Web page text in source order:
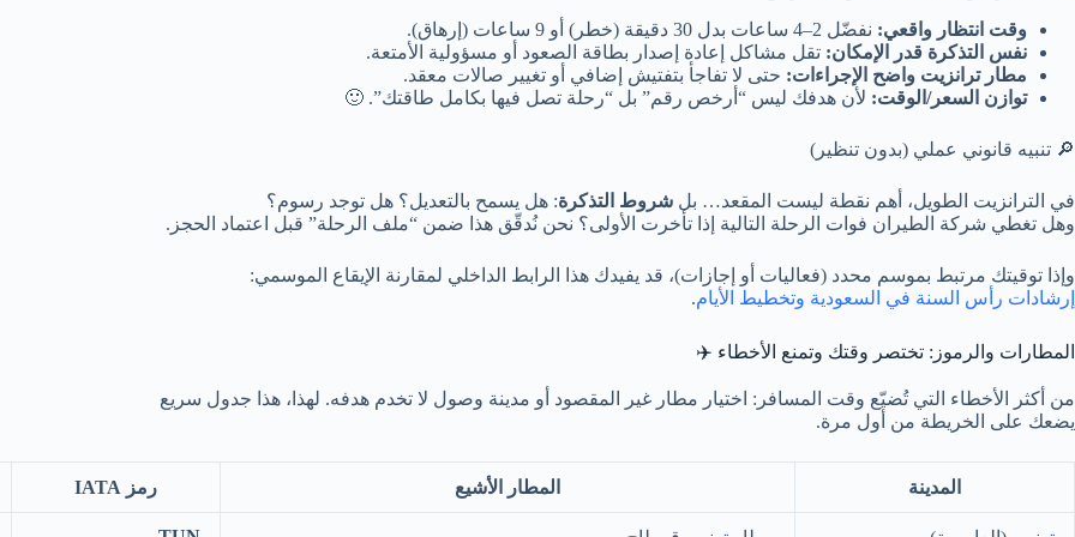
وقت انتظار واقعي: نفضّل 2–4 ساعات بدل 30 دقيقة (خطر) أو 9 ساعات (إرهاق).
نفس التذكرة قدر الإمكان: تقل مشاكل إعادة إصدار بطاقة الصعود أو مسؤولية الأمتعة.
مطار ترانزيت واضح الإجراءات: حتى لا تفاجأ بتفتيش إضافي أو تغيير صالات معقد.
توازن السعر/الوقت: لأن هدفك ليس “أرخص رقم” بل “رحلة تصل فيها بكامل طاقتك”. 🙂
🔎 تنبيه قانوني عملي (بدون تنظير)
في الترانزيت الطويل، أهم نقطة ليست المقعد… بل شروط التذكرة: هل يسمح بالتعديل؟ هل توجد رسوم؟
وهل تغطي شركة الطيران فوات الرحلة التالية إذا تأخرت الأولى؟ نحن نُدقّق هذا ضمن “ملف الرحلة” قبل اعتماد الحجز.
وإذا توقيتك مرتبط بموسم محدد (فعاليات أو إجازات)، قد يفيدك هذا الرابط الداخلي لمقارنة الإيقاع الموسمي:
إرشادات رأس السنة في السعودية وتخطيط الأيام.
المطارات والرموز: تختصر وقتك وتمنع الأخطاء ✈️
من أكثر الأخطاء التي تُضيّع وقت المسافر: اختيار مطار غير المقصود أو مدينة وصول لا تخدم هدفه. لهذا، هذا جدول سريع
يضعك على الخريطة من أول مرة.
المدينة المطار الأشيع رمز IATA